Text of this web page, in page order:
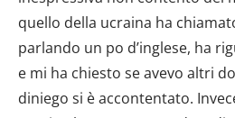
quello della ucraina ha
parlando un po d’inglese, ha
e mi ha chiesto se avevo altri
diniego si è accontentato.